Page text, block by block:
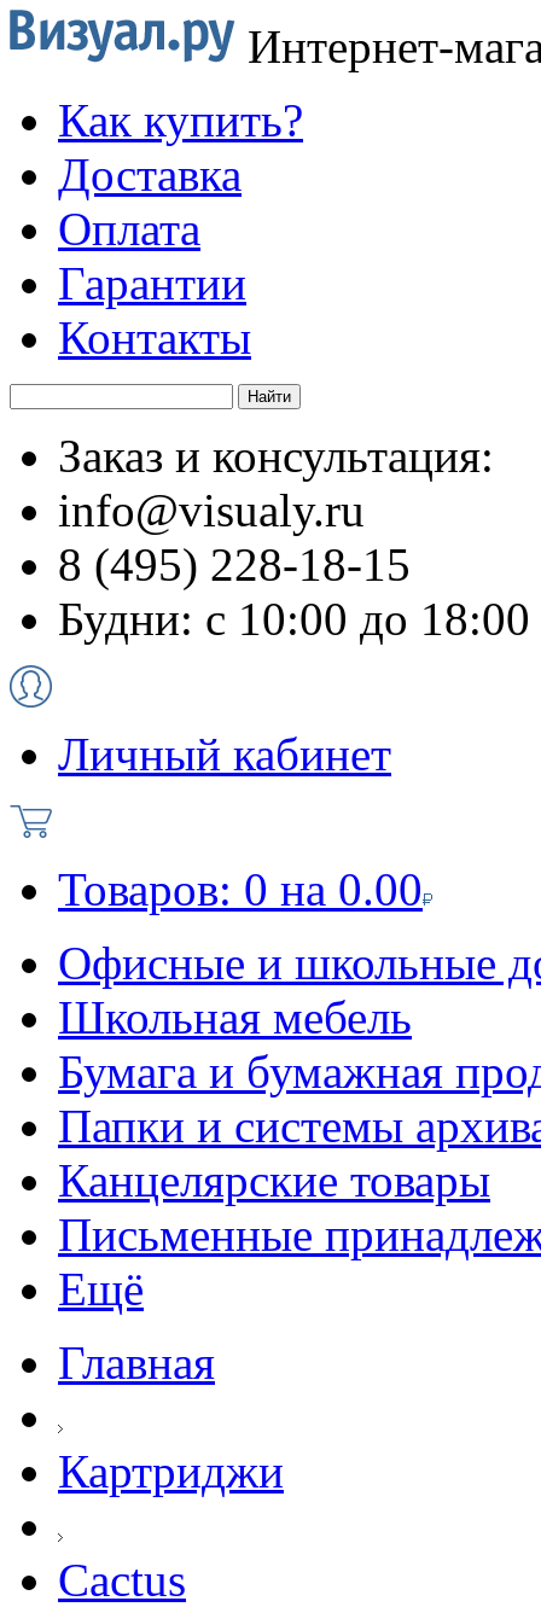
Интернет-
Как купить?
Доставка
Оплата
Гарантии
Контакты
Заказ и консультация:
info@visualy.ru
8 (495) 228-18-15
Будни: с 10:00 до 18:00
Личный кабинет
Товаров: 0 на 0.00
Офисные и школьные
Школьная мебель
Бумага и бумажная
Папки и системы
Канцелярские товары
Письменные
Ещё
Главная
Картриджи
Cactus